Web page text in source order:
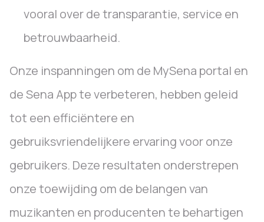
vooral over de transparantie, service en
betrouwbaarheid.
Onze inspanningen om de MySena portal en
de Sena App te verbeteren, hebben geleid
tot een efficiëntere en
gebruiksvriendelijkere ervaring voor onze
gebruikers. Deze resultaten onderstrepen
onze toewijding om de belangen van
muzikanten en producenten te behartigen